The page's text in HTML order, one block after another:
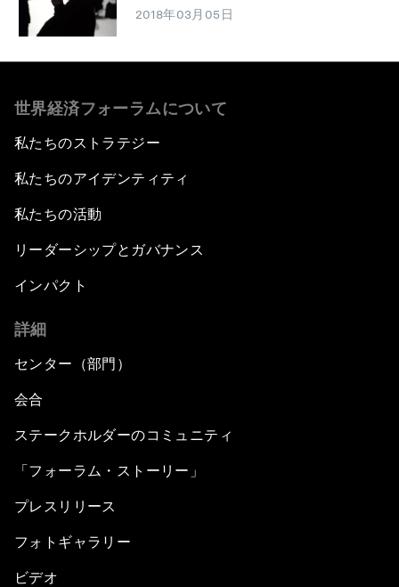
2018年03月05日
世界経済フォーラムについて
私たちのストラテジー
私たちのアイデンティティ
私たちの活動
リーダーシップとガバナンス
インパクト
詳細
センター（部門）
会合
ステークホルダーのコミュニティ
「フォーラム・ストーリー」
プレスリリース
フォトギャラリー
ビデオ